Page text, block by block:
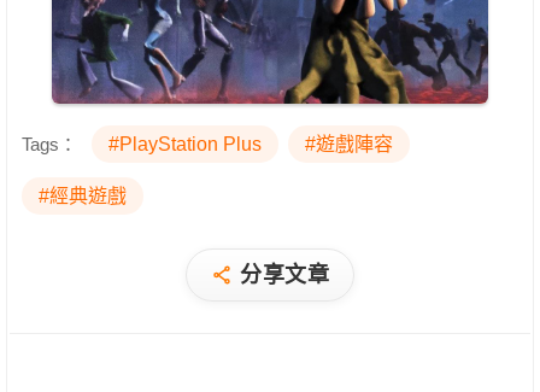
Tags： #PlayStation Plus #遊戲陣容
#經典遊戲
分享文章